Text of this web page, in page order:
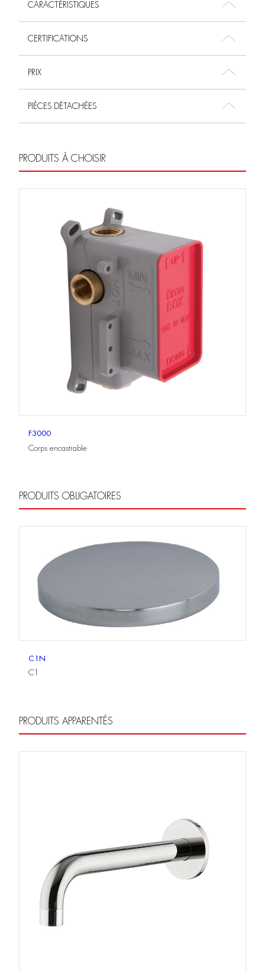
CARACTÉRISTIQUES
CERTIFICATIONS
PRIX
PIÈCES DÉTACHÉES
PRODUITS À CHOISIR
F3000
Corps encastrable
PRODUITS OBLIGATOIRES
C1N
C1
PRODUITS APPARENTÉS